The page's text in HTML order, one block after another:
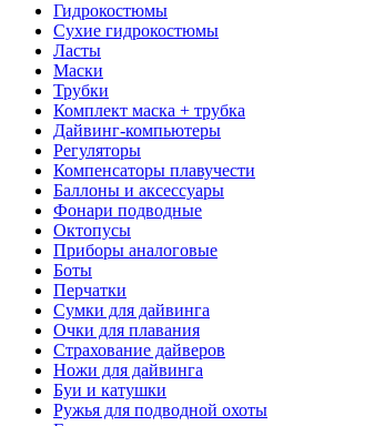
Гидрокостюмы
Сухие гидрокостюмы
Ласты
Маски
Трубки
Комплект маска + трубка
Дайвинг-компьютеры
Регуляторы
Компенсаторы плавучести
Баллоны и аксессуары
Фонари подводные
Октопусы
Приборы аналоговые
Боты
Перчатки
Сумки для дайвинга
Очки для плавания
Страхование дайверов
Ножи для дайвинга
Буи и катушки
Ружья для подводной охоты